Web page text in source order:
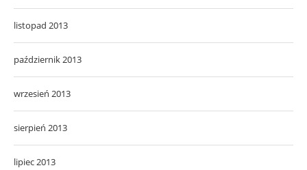
listopad 2013
październik 2013
wrzesień 2013
sierpień 2013
lipiec 2013